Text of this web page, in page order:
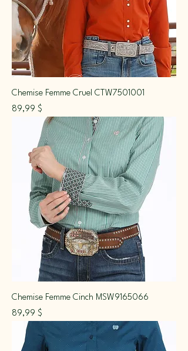
Chemise Femme Cruel CTW7501001
Prix
89,99 $
Chemise Femme Cinch MSW9165066
Prix
89,99 $